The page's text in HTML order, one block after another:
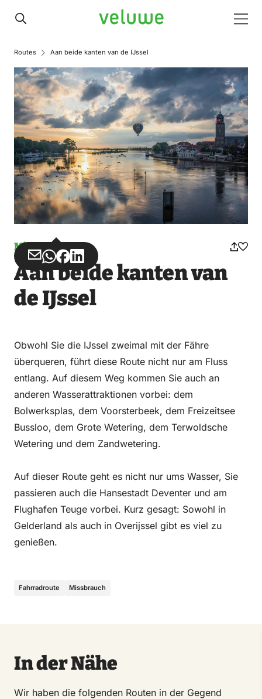
Veluwe
Routes Aan beide kanten van de IJssel
Missbrauch
Teilen
über
Email
Teilen
über
WhatsApp
Teilen
auf
Facebook
Teilen
auf
LinkedIn
Aan beide kanten van
de IJssel
Obwohl Sie die IJssel zweimal mit der Fähre
überqueren, führt diese Route nicht nur am Fluss
entlang. Auf diesem Weg kommen Sie auch an
anderen Wasserattraktionen vorbei: dem
Bolwerksplas, dem Voorsterbeek, dem Freizeitsee
Bussloo, dem Grote Wetering, dem Terwoldsche
Wetering und dem Zandwetering.
Auf dieser Route geht es nicht nur ums Wasser, Sie
passieren auch die Hansestadt Deventer und am
Flughafen Teuge vorbei. Kurz gesagt: Sowohl in
Gelderland als auch in Overijssel gibt es viel zu
genießen.
Fahrradroute Missbrauch
In der Nähe
Wir haben die folgenden Routen in der Gegend